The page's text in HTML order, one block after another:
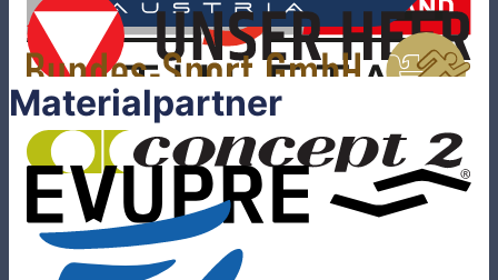
Materialpartner